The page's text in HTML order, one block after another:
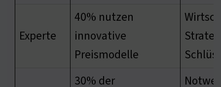
Experte
40% nutzen
innovative
Preismodelle
30% der